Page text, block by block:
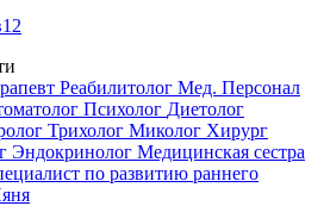
12
Реабилитолог Мед. Персонал
Психолог Диетолог
Трихолог Миколог Хирург
Эндокринолог Медицинская сестра
по развитию раннего